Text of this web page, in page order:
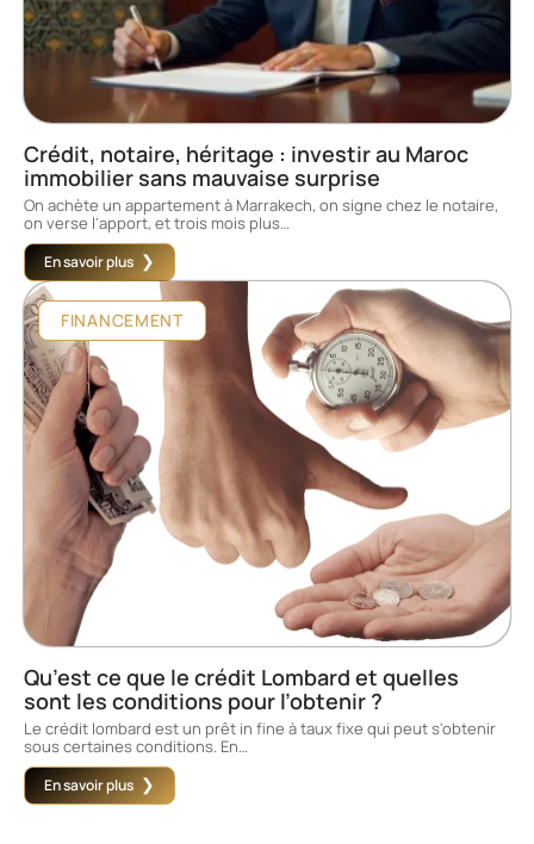
Crédit, notaire, héritage : investir au Maroc
immobilier sans mauvaise surprise
On achète un appartement à Marrakech, on signe chez le notaire,
on verse l'apport, et trois mois plus…
En savoir plus
FINANCEMENT
Qu’est ce que le crédit Lombard et quelles
sont les conditions pour l’obtenir ?
Le crédit lombard est un prêt in fine à taux fixe qui peut s'obtenir
sous certaines conditions. En…
En savoir plus